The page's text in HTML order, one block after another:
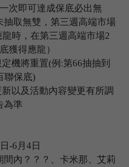
次即可達成保底必出無
抽取無雙，第三週高端市場
時，在第三週高端市場2
獲得應龍）
機將重置(例 :第66抽抽到
聯保底)
以及活動內容變更有所調
為準
日-6 月4日
間內？？？ 、卡米那、艾莉